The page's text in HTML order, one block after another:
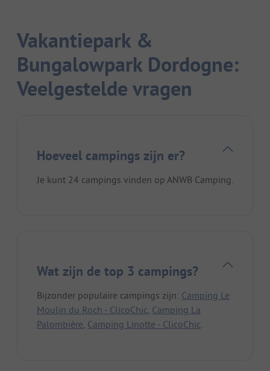
Vakantiepark &
Bungalowpark Dordogne:
Veelgestelde vragen
Hoeveel campings zijn er?
Je kunt 24 campings vinden op ANWB Camping.
Wat zijn de top 3 campings?
Bijzonder populaire campings zijn: Camping Le
Moulin du Roch - ClicoChic, Camping La
Palombière, Camping Linotte - ClicoChic.